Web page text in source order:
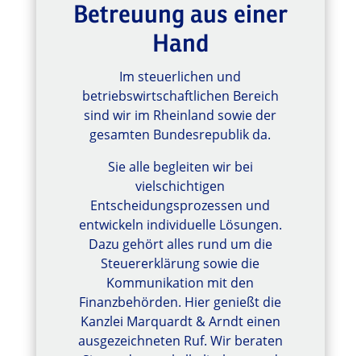
Betreuung aus einer
Hand
Im steuerlichen und
betriebswirtschaftlichen Bereich
sind wir im Rheinland sowie der
gesamten Bundesrepublik da.
Sie alle begleiten wir bei
vielschichtigen
Entscheidungsprozessen und
entwickeln individuelle Lösungen.
Dazu gehört alles rund um die
Steuererklärung sowie die
Kommunikation mit den
Finanzbehörden. Hier genießt die
Kanzlei Marquardt & Arndt einen
ausgezeichneten Ruf. Wir beraten